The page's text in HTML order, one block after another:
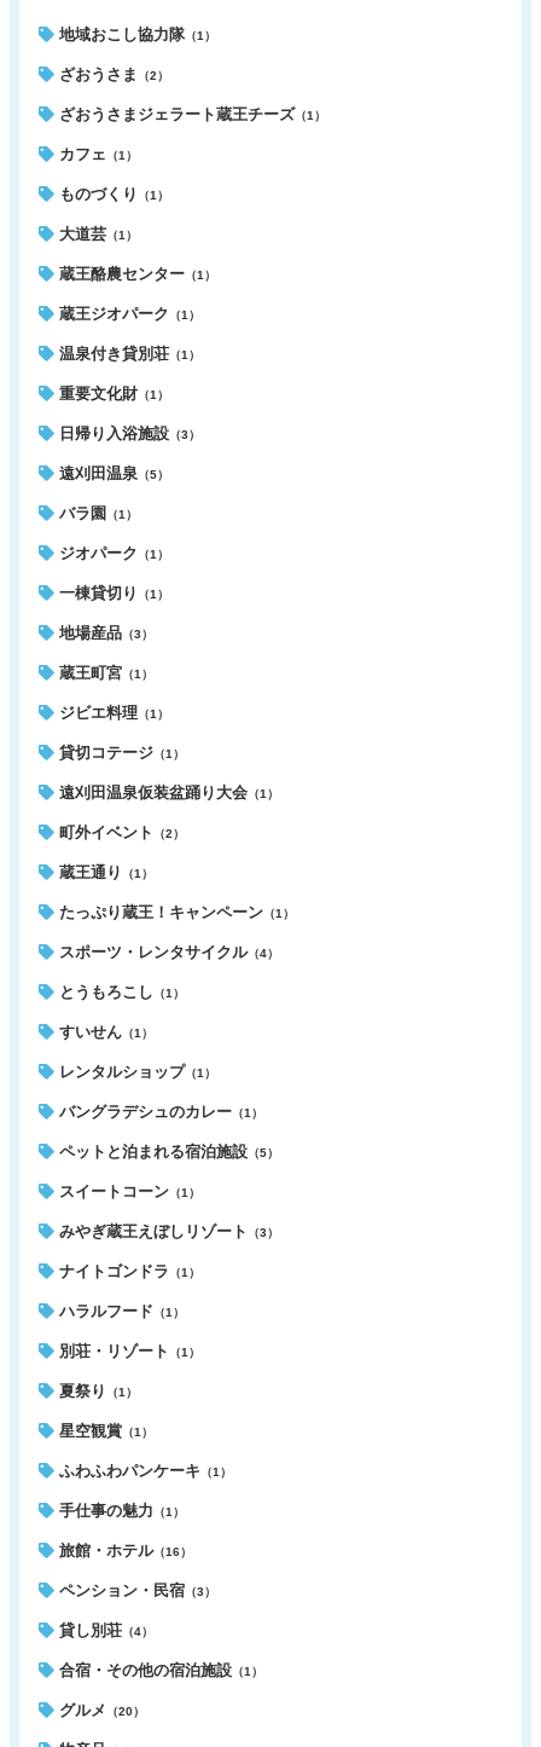
地域おこし協力隊 （1）
ざおうさま （2）
ざおうさまジェラート蔵王チーズ （1）
カフェ （1）
ものづくり （1）
大道芸 （1）
蔵王酪農センター （1）
蔵王ジオパーク （1）
温泉付き貸別荘 （1）
重要文化財（1）
日帰り入浴施設 （3）
遠刈田温泉 （5）
バラ園 （1）
ジオパーク （1）
一棟貸切り （1）
地場産品 （3）
蔵王町宮 （1）
ジビエ料理 （1）
貸切コテージ （1）
遠刈田温泉仮装盆踊り大会 （1）
町外イベント （2）
蔵王通り （1）
たっぷり蔵王！キャンペーン （1）
スポーツ・レンタサイクル（4）
とうもろこし （1）
すいせん （1）
レンタルショップ （1）
バングラデシュのカレー （1）
ペットと泊まれる宿泊施設 （5）
スイートコーン （1）
みやぎ蔵王えぼしリゾート （3）
ナイトゴンドラ （1）
ハラルフード （1）
別荘・リゾート （1）
夏祭り （1）
星空観賞 （1）
ふわふわパンケーキ （1）
手仕事の魅力 （1）
旅館・ホテル（16）
ペンション・民宿 （3）
貸し別荘 （4）
合宿・その他の宿泊施設 （1）
グルメ （20）